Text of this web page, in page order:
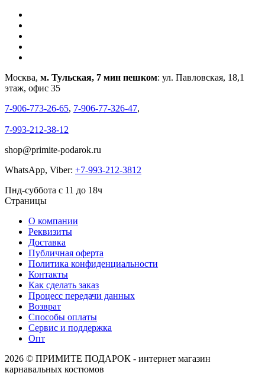
Москва, м. Тульская, 7 мин пешком: ул. Павловская, 18,1
этаж, офис 35
7-906-773-26-65, 7-906-77-326-47,
7-993-212-38-12
shop@primite-podarok.ru
WhatsApp, Viber: +7-993-212-3812
Пнд-суббота с 11 до 18ч
Страницы
О компании
Реквизиты
Доставка
Публичная оферта
Политика конфиденциальности
Контакты
Как сделать заказ
Процесс передачи данных
Возврат
Способы оплаты
Сервис и поддержка
Опт
2026 © ПРИМИТЕ ПОДАРОК - интернет магазин
карнавальных костюмов